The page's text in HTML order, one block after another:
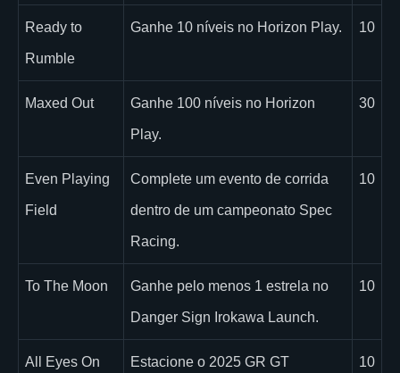
Ready to
Rumble
Ganhe 10 níveis no Horizon Play. 10
Maxed Out Ganhe 100 níveis no Horizon
Play.
30
Even Playing
Field
Complete um evento de corrida
dentro de um campeonato Spec
Racing.
10
To The Moon Ganhe pelo menos 1 estrela no
Danger Sign Irokawa Launch.
10
All Eyes On Estacione o 2025 GR GT 10